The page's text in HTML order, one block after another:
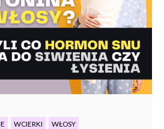
WCIERKI WŁOSY